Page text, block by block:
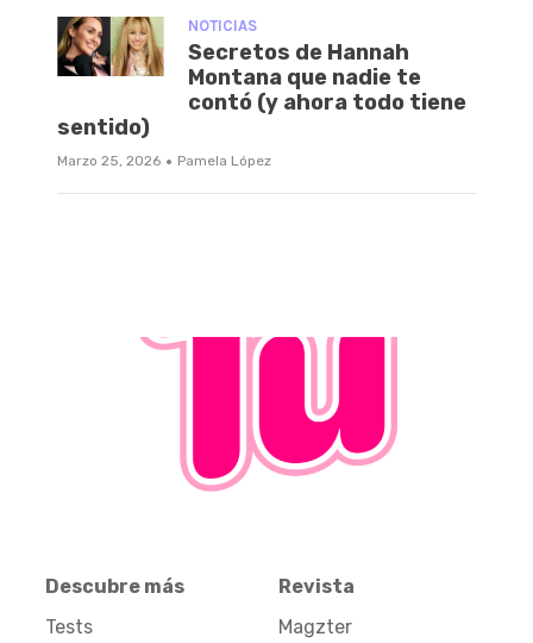
NOTICIAS
Secretos de Hannah
Montana que nadie te
contó (y ahora todo tiene
sentido)
Marzo 25, 2026 · Pamela López
Descubre más
Tests
Revista
Magzter